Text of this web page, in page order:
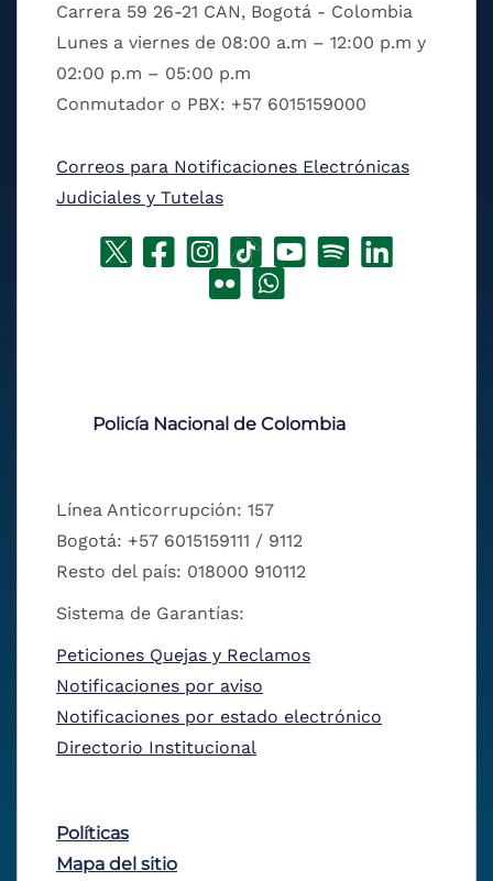
Carrera 59 26-21 CAN, Bogotá - Colombia
Lunes a viernes de 08:00 a.m – 12:00 p.m y
02:00 p.m – 05:00 p.m
Conmutador o PBX: +57 6015159000
Correos para Notificaciones Electrónicas
Judiciales y Tutelas
Policía Nacional de Colombia
Línea Anticorrupción: 157
Bogotá: +57 6015159111 / 9112
Resto del país: 018000 910112
Sistema de Garantías:
Peticiones Quejas y Reclamos
Notificaciones por aviso
Notificaciones por estado electrónico
Directorio Institucional
Políticas
Mapa del sitio